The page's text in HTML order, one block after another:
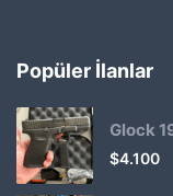
Popüler İlanlar
Glock
$4.100